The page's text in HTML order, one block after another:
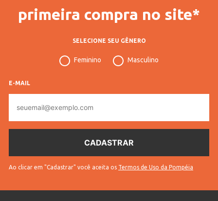
primeira compra no site*
SELECIONE SEU GÊNERO
Feminino Masculino
E-MAIL
mail
Ao clicar em "Cadastrar" você aceita os Termos de Uso da Pompéia